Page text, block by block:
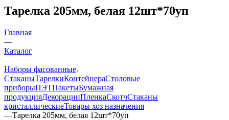
Тарелка 205мм, белая 12шт*70уп
Главная
—
Каталог
—
Наборы фасованные
СтаканыТарелкиКонтейнераСтоловые
приборыПЭТПакетыБумажная
продукцияДекорацииПленкаСкотчСтаканы
кристаллическиеТовары хоз назначения
—Тарелка 205мм, белая 12шт*70уп